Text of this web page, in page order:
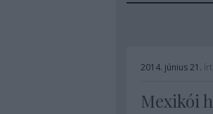
2014. június 21.
Mexikói